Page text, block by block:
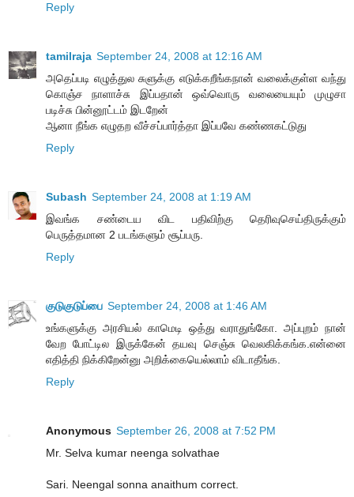
Reply
tamilraja September 24, 2008 at 12:16 AM
அதெப்படி எழுத்துல சுளுக்கு எடுக்கறீங்கநான் வலைக்குள்ள வந்து
கொஞ்ச நாளாச்சு இப்பதான் ஒவ்வொரு வலையையும் முழுசா
படிச்சு பின்னூட்டம் இடறேன்
ஆனா நீங்க எழுதற வீச்சப்பார்த்தா இப்பவே கண்ணகட்டுது
Reply
Subash September 24, 2008 at 1:19 AM
இவங்க சண்டைய விட பதிவிற்கு தெரிவுசெய்திருக்கும்
பெருத்தமான 2 படங்களும் சூப்பரு.
Reply
குடுகுடுப்பை September 24, 2008 at 1:46 AM
உங்களுக்கு அரசியல் காமெடி ஒத்து வராதுங்கோ. அப்புறம் நான்
வேற போட்டில இருக்கேன் தயவு செஞ்சு வெலகிக்கங்க.என்னை
எதித்தி நிக்கிறேன்னு அறிக்கையெல்லாம் விடாதீங்க.
Reply
Anonymous September 26, 2008 at 7:52 PM
Mr. Selva kumar neenga solvathae
Sari. Neengal sonna anaithum correct.